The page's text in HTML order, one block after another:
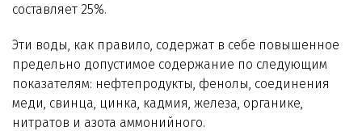
составляет 25%.
Эти воды, как правило, содержат в себе повышенное
предельно допустимое содержание по следующим
показателям: нефтепродукты, фенолы, соединения
меди, свинца, цинка, кадмия, железа, органике,
нитратов и азота аммонийного.